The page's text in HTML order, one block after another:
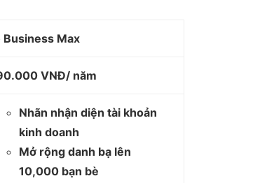
Business Max
VNĐ/ năm
Nhãn nhận diện tài khoản
kinh doanh
Mở rộng danh bạ lên
10,000 bạn bè